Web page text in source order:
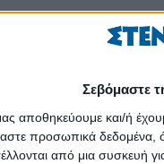
Σεβόμαστε
μας αποθηκεύουμε και/ή
προσωπικά δεδομένα,
από μια συσκευή